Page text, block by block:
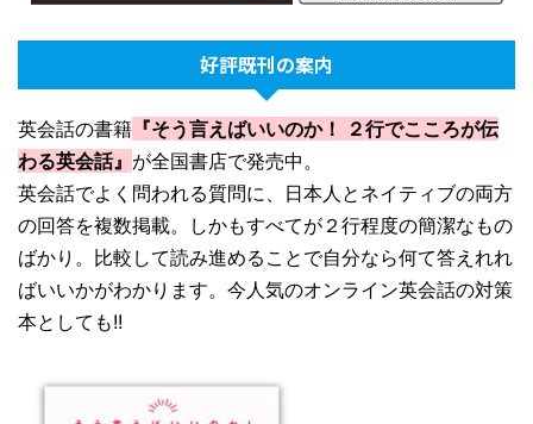
好評既刊の案内
英会話の書籍 『そう言えばいいのか！ ２行でこころが伝
わる英会話』 が全国書店で発売中。
英会話でよく問われる質問に、日本人とネイティブの両方
の回答を複数掲載。しかもすべてが２行程度の簡潔なもの
ばかり。比較して読み進めることで自分なら何て答えれれ
ばいいかがわかります。今人気のオンライン英会話の対策
本としても!!